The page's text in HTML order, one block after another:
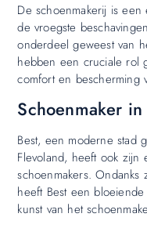
De schoenmakerij is
de vroegste
onderdeel geweest van
hebben een cruciale rol
comfort en bescherming
Schoenmaker in
Best, een moderne stad
Flevoland, heeft ook zijn
schoenmakers.
heeft Best een
kunst van het